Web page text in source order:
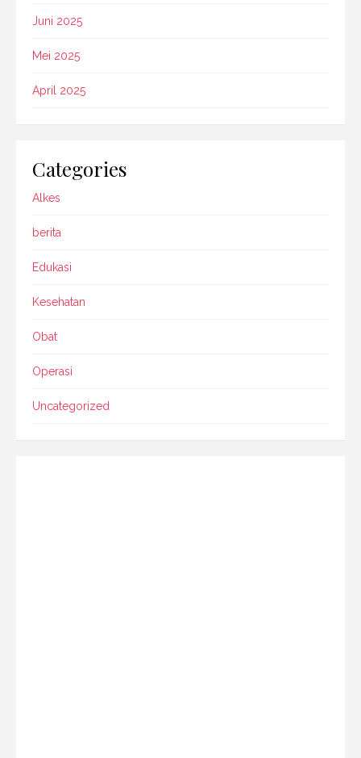
Juni 2025
Mei 2025
April 2025
Categories
Alkes
berita
Edukasi
Kesehatan
Obat
Operasi
Uncategorized